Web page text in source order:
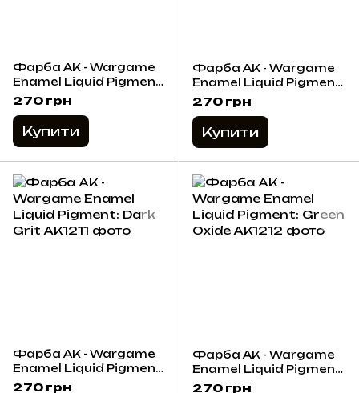
Фарба AK - Wargame
Enamel Liquid Pigment:
Raider Earth
270 грн
Купити
Фарба AK - Wargame
Enamel Liquid Pigment:
Greenskin Soil
270 грн
Купити
Фарба AK - Wargame
Enamel Liquid Pigment:
Dark Grit
270 грн
Фарба AK - Wargame
Enamel Liquid Pigment:
Green Oxide
270 грн